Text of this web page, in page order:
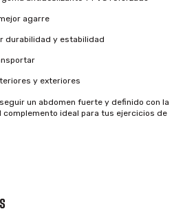
agarre
durabilidad y estabilidad
y exteriores
un abdomen fuerte y definido con la
complemento ideal para tus ejercicios de